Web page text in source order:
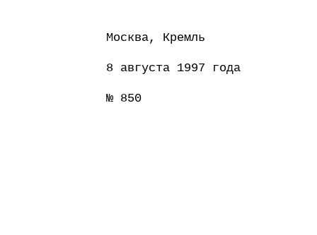
Москва, Кремль
8 августа 1997 года
№ 850